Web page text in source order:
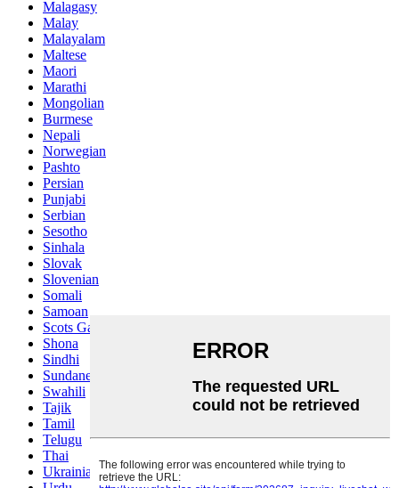
Malagasy
Malay
Malayalam
Maltese
Maori
Marathi
Mongolian
Burmese
Nepali
Norwegian
Pashto
Persian
Punjabi
Serbian
Sesotho
Sinhala
Slovak
Slovenian
Somali
Samoan
Scots Gaelic
Shona
Sindhi
Sundanese
Swahili
Tajik
Tamil
Telugu
Thai
Ukrainian